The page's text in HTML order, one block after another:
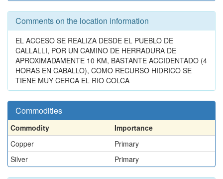
Comments on the location information
EL ACCESO SE REALIZA DESDE EL PUEBLO DE
CALLALLI, POR UN CAMINO DE HERRADURA DE
APROXIMADAMENTE 10 KM, BASTANTE ACCIDENTADO (4
HORAS EN CABALLO), COMO RECURSO HIDRICO SE
TIENE MUY CERCA EL RIO COLCA
Commodities
Commodity
Importance
Copper
Primary
Silver
Primary